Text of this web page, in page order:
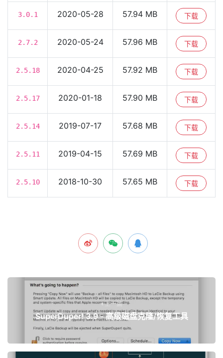
3.0.1 2020-05-28 57.94 MB 下载
2.7.2 2020-05-24 57.96 MB 下载
2.5.18 2020-04-25 57.92 MB 下载
2.5.17 2020-01-18 57.90 MB 下载
2.5.14 2019-07-17 57.68 MB 下载
2.5.11 2019-04-15 57.69 MB 下载
2.5.10 2018-10-30 57.65 MB 下载
上一篇
SuperDuper! 3.9 - 高级磁盘克隆/恢复工具